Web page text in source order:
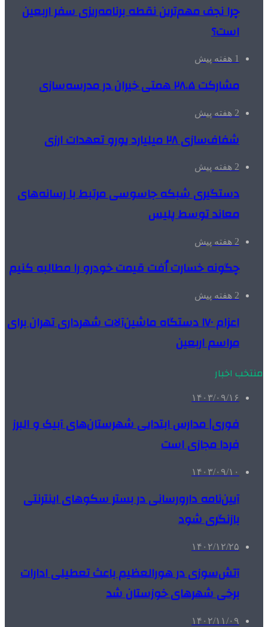
چرا نجف مهم‌ترین نقطه برنامه‌ریزی سفر اربعین
است؟
1 هفته پیش
مشارکت ۲۸.۵ همتی خیران در مدرسه‌سازی
2 هفته پیش
شفاف‌سازی ۲۸ میلیارد یورو تعهدات ارزی
2 هفته پیش
دستگیری شبکه جاسوسی مرتبط با رسانه‌های
معاند توسط پلیس
2 هفته پیش
چگونه خسارت اُفت قیمت خودرو را مطالبه کنیم
2 هفته پیش
اعزام ۱۷۰ دستگاه ماشین‌آلات شهرداری تهران برای
مراسم اربعین
منتخب اخبار
۱۴۰۳/۰۹/۱۶
فوری| مدارس ابتدایی شهرستان‌های آبیک و البرز
فردا مجازی است
۱۴۰۳/۰۹/۱۰
آیین‌نامه دارورسانی در بستر سکوهای اینترنتی
بازنگری شود
۱۴۰۲/۱۲/۲۵
آتش‌سوزی در هورالعظیم باعث تعطیلی ادارات
برخی شهرهای خوزستان شد
۱۴۰۲/۱۱/۰۹